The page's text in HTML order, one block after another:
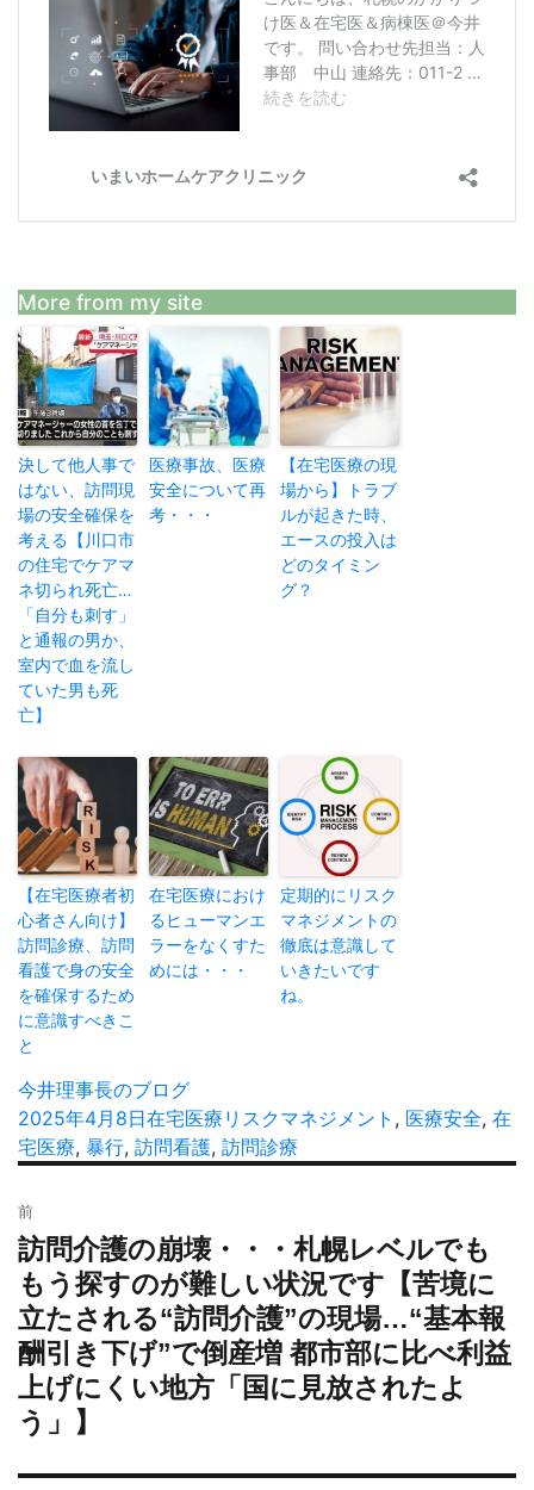
More from my site
決して他人事で
はない、訪問現
場の安全確保を
考える【川口市
の住宅でケアマ
ネ切られ死亡…
「自分も刺す」
と通報の男か、
室内で血を流し
ていた男も死
亡】
医療事故、医療
安全について再
考・・・
【在宅医療の現
場から】トラブ
ルが起きた時、
エースの投入は
どのタイミン
グ？
【在宅医療者初
心者さん向け】
訪問診療、訪問
看護で身の安全
を確保するため
に意識すべきこ
と
在宅医療におけ
るヒューマンエ
ラーをなくすた
めには・・・
定期的にリスク
マネジメントの
徹底は意識して
いきたいです
ね。
投
稿
者
今井理事長のブログ
投
稿
2025年4月8日カ
テ
ー
在宅医療 タ
グ
リスクマネジメント , 医療安全, 在
宅医療, 暴行, 訪問看護, 訪問診療
稿
ナ
ビ
ゲ
ー
シ
ョ
前
過
去
の
投
稿:
訪問介護の崩壊・・・札幌レベルでも
もう探すのが難しい状況です【苦境に
立たされる“訪問介護”の現場…“基本報
酬引き下げ”で倒産増 都市部に比べ利益
上げにくい地方「国に見放されたよ
う」】